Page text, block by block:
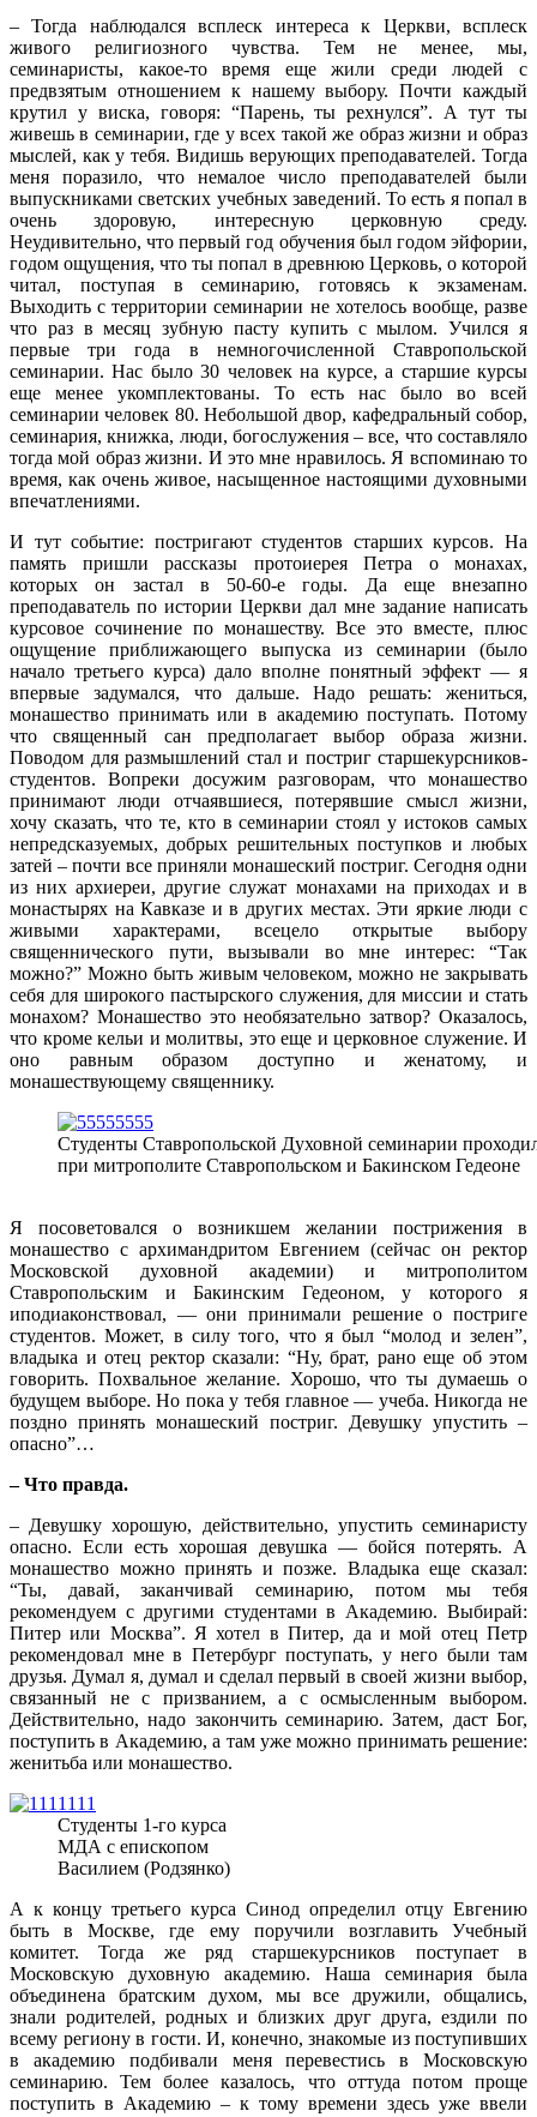
– Тогда наблюдался всплеск интереса к Церкви, всплеск
живого религиозного чувства. Тем не менее, мы,
семинаристы, какое-то время еще жили среди людей с
предвзятым отношением к нашему выбору. Почти каждый
крутил у виска, говоря: “Парень, ты рехнулся”. А тут ты
живешь в семинарии, где у всех такой же образ жизни и образ
мыслей, как у тебя. Видишь верующих преподавателей. Тогда
меня поразило, что немалое число преподавателей были
выпускниками светских учебных заведений. То есть я попал в
очень здоровую, интересную церковную среду.
Неудивительно, что первый год обучения был годом эйфории,
годом ощущения, что ты попал в древнюю Церковь, о которой
читал, поступая в семинарию, готовясь к экзаменам.
Выходить с территории семинарии не хотелось вообще, разве
что раз в месяц зубную пасту купить с мылом. Учился я
первые три года в немногочисленной Ставропольской
семинарии. Нас было 30 человек на курсе, а старшие курсы
еще менее укомплектованы. То есть нас было во всей
семинарии человек 80. Небольшой двор, кафедральный собор,
семинария, книжка, люди, богослужения – все, что составляло
тогда мой образ жизни. И это мне нравилось. Я вспоминаю то
время, как очень живое, насыщенное настоящими духовными
впечатлениями.
И тут событие: постригают студентов старших курсов. На
память пришли рассказы протоиерея Петра о монахах,
которых он застал в 50-60-е годы. Да еще внезапно
преподаватель по истории Церкви дал мне задание написать
курсовое сочинение по монашеству. Все это вместе, плюс
ощущение приближающего выпуска из семинарии (было
начало третьего курса) дало вполне понятный эффект — я
впервые задумался, что дальше. Надо решать: жениться,
монашество принимать или в академию поступать. Потому
что священный сан предполагает выбор образа жизни.
Поводом для размышлений стал и постриг старшекурсников-
студентов. Вопреки досужим разговорам, что монашество
принимают люди отчаявшиеся, потерявшие смысл жизни,
хочу сказать, что те, кто в семинарии стоял у истоков самых
непредсказуемых, добрых решительных поступков и любых
затей – почти все приняли монашеский постриг. Сегодня одни
из них архиереи, другие служат монахами на приходах и в
монастырях на Кавказе и в других местах. Эти яркие люди с
живыми характерами, всецело открытые выбору
священнического пути, вызывали во мне интерес: “Так
можно?” Можно быть живым человеком, можно не закрывать
себя для широкого пастырского служения, для миссии и стать
монахом? Монашество это необязательно затвор? Оказалось,
что кроме кельи и молитвы, это еще и церковное служение. И
оно равным образом доступно и женатому, и
монашествующему священнику.
Студенты Ставропольской Духовной семинарии
при митрополите Ставропольском и Бакинском Гедеоне
Я посоветовался о возникшем желании пострижения в
монашество с архимандритом Евгением (сейчас он ректор
Московской духовной академии) и митрополитом
Ставропольским и Бакинским Гедеоном, у которого я
иподиаконствовал, — они принимали решение о постриге
студентов. Может, в силу того, что я был “молод и зелен”,
владыка и отец ректор сказали: “Ну, брат, рано еще об этом
говорить. Похвальное желание. Хорошо, что ты думаешь о
будущем выборе. Но пока у тебя главное — учеба. Никогда не
поздно принять монашеский постриг. Девушку упустить –
опасно”…
– Что правда.
– Девушку хорошую, действительно, упустить семинаристу
опасно. Если есть хорошая девушка — бойся потерять. А
монашество можно принять и позже. Владыка еще сказал:
“Ты, давай, заканчивай семинарию, потом мы тебя
рекомендуем с другими студентами в Академию. Выбирай:
Питер или Москва”. Я хотел в Питер, да и мой отец Петр
рекомендовал мне в Петербург поступать, у него были там
друзья. Думал я, думал и сделал первый в своей жизни выбор,
связанный не с призванием, а с осмысленным выбором.
Действительно, надо закончить семинарию. Затем, даст Бог,
поступить в Академию, а там уже можно принимать решение:
женитьба или монашество.
Студенты 1-го курса
МДА с епископом
Василием (Родзянко)
А к концу третьего курса Синод определил отцу Евгению
быть в Москве, где ему поручили возглавить Учебный
комитет. Тогда же ряд старшекурсников поступает в
Московскую духовную академию. Наша семинария была
объединена братским духом, мы все дружили, общались,
знали родителей, родных и близких друг друга, ездили по
всему региону в гости. И, конечно, знакомые из поступивших
в академию подбивали меня перевестись в Московскую
семинарию. Тем более казалось, что оттуда потом проще
поступить в Академию – к тому времени здесь уже ввели